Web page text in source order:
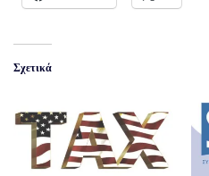
Σχετικά